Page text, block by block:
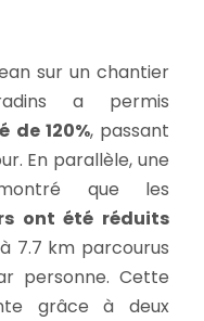
sur un chantier
a permis
de 120%, passant
En parallèle, une
que les
ont été réduits
7.7 km parcourus
personne. Cette
grâce à deux